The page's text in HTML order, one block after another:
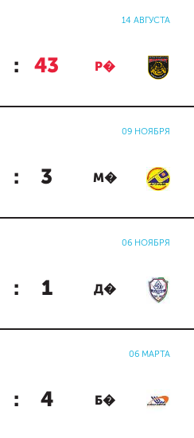
14 АВГУСТА
: 43 Р�
09 НОЯБРЯ
: 3 М�
06 НОЯБРЯ
: 1 Д�
06 МАРТА
: 4 Б�